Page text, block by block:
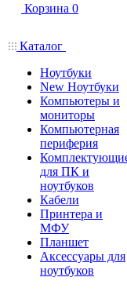
Корзина 0
Каталог
Ноутбуки
New Ноутбуки
Компьютеры и
мониторы
Компьютерная
периферия
для ПК и
ноутбуков
Кабели
Принтера и
МФУ
Планшет
Аксессуары для
ноутбуков